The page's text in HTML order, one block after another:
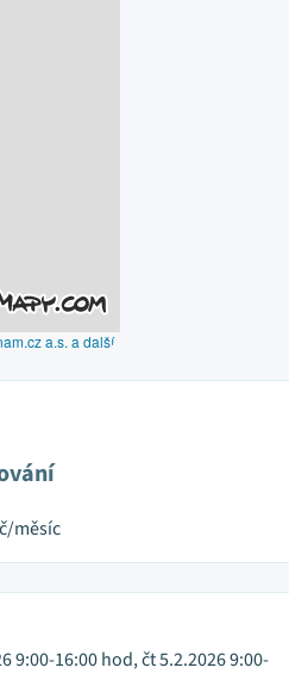
a.s. a další
měsíc
9:00-16:00 hod, čt 5.2.2026 9:00-